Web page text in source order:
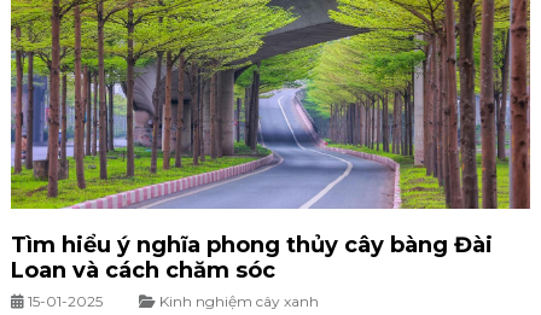
Tìm hiểu ý nghĩa phong thủy cây bàng Đài
Loan và cách chăm sóc
15-01-2025
Kinh nghiệm cây xanh